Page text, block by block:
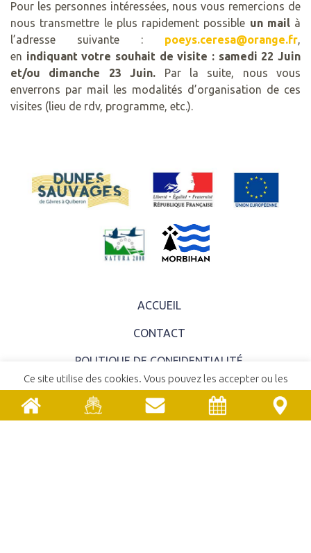
Pour les personnes intéressées, nous vous remercions de
nous transmettre le plus rapidement possible un mailà
l’adresse suivante : poeys.ceresa@orange.fr,
en indiquant votre souhait de visite : samedi 22 Juin
et/ou dimanche 23 Juin. Par la suite, nous vous
enverrons par mail les modalités d’organisation de ces
visites (lieu de rdv, programme, etc.).
ACCUEIL
CONTACT
POLITIQUE DE CONFIDENTIALITÉ
MENTIONS LÉGALES
COMITÉ SYNDICAL
Ce site utilise des cookies. Vous pouvez les accepter ou les
ACCEPTER REFUSER En savoir plus